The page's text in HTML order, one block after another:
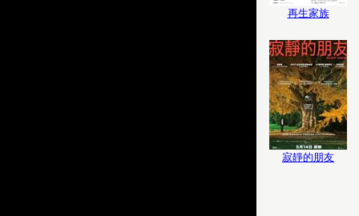
再生家族
寂靜的朋友